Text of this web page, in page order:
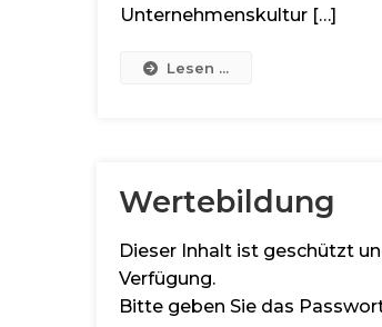
Unternehmenskultur […]
Lesen ...
Wertebildung
Dieser Inhalt ist geschützt
Verfügung.
Bitte geben Sie das